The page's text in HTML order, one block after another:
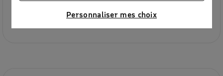
Etam
8.5% de remise
Connaître notre politique cookies et la liste de nos
Personnaliser mes choix